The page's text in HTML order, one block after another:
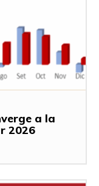
a la
2026